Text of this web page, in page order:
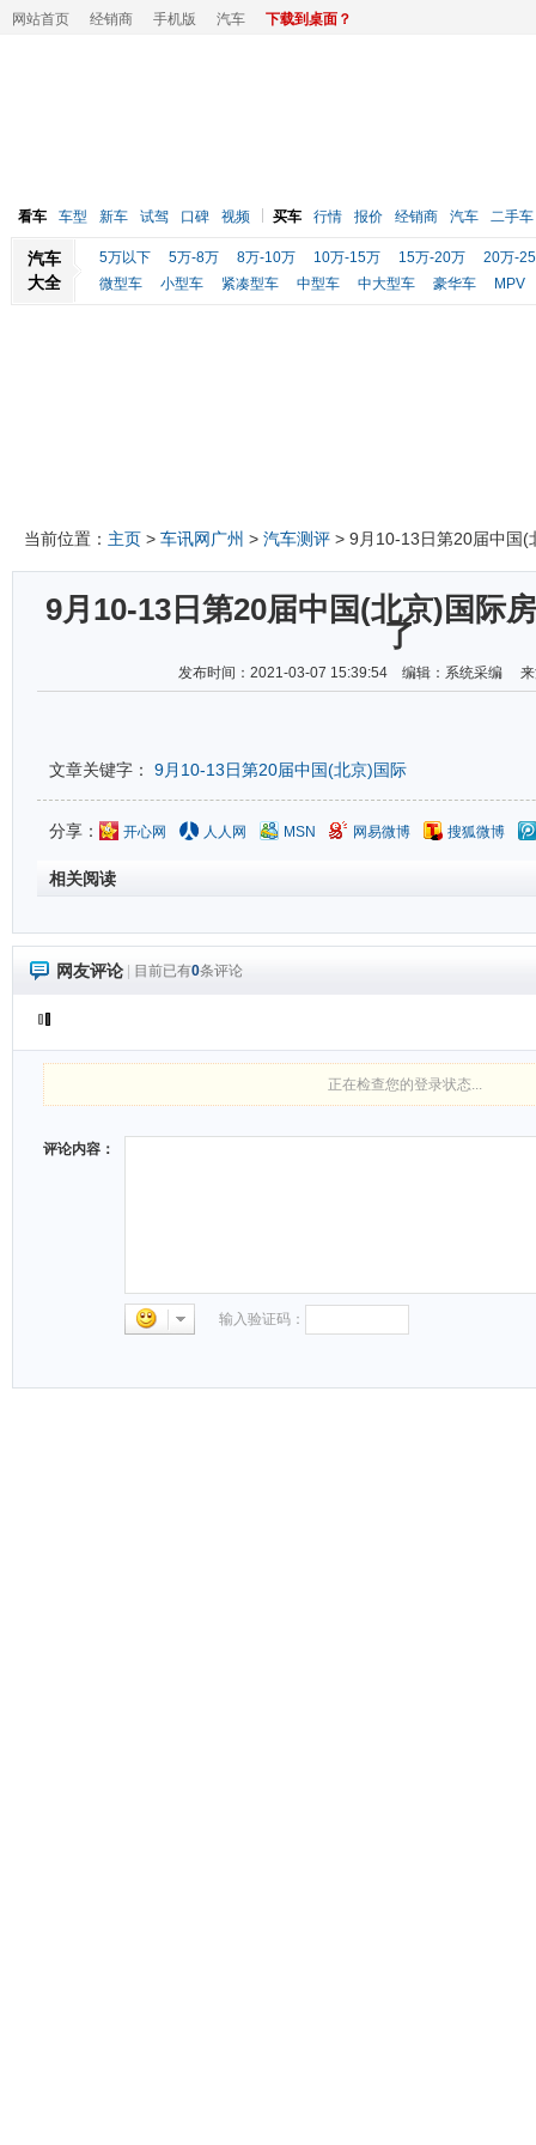
网站首页 经销商 手机版 汽车 下载到桌面？
看车 车型 新车 试驾 口碑 视频 买车 行情 报价 经销商 汽车 二手车
汽车
大全
5万以下 5万-8万 8万-10万 10万-15万 15万-20万
20万-
微型车
小型车 紧凑型车 中型车 中大型车 豪华车 MPV
当前位置： 主页 > 车讯网广州 > 汽车测评 > 9月10-13日第20届中国(
9月10-13日第20届中国(北京)国际
了
发布时间：2021-03-07 15:39:54 编辑：系统采编
文章关键字： 9月10-13日第20届中国(北京)国际
分享： 开心网 人人网 MSN 网易微博 搜狐微博
相关阅读
网友评论 目前已有0条评论
正在检查您的登录状态...
评论内容：
输入验证码：